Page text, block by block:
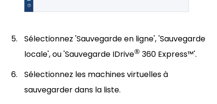
Sélectionnez 'Sauvegarde en ligne', 'Sauvegarde
locale', ou 'Sauvegarde IDrive® 360 Express™'.
Sélectionnez les machines virtuelles à
sauvegarder dans la liste.